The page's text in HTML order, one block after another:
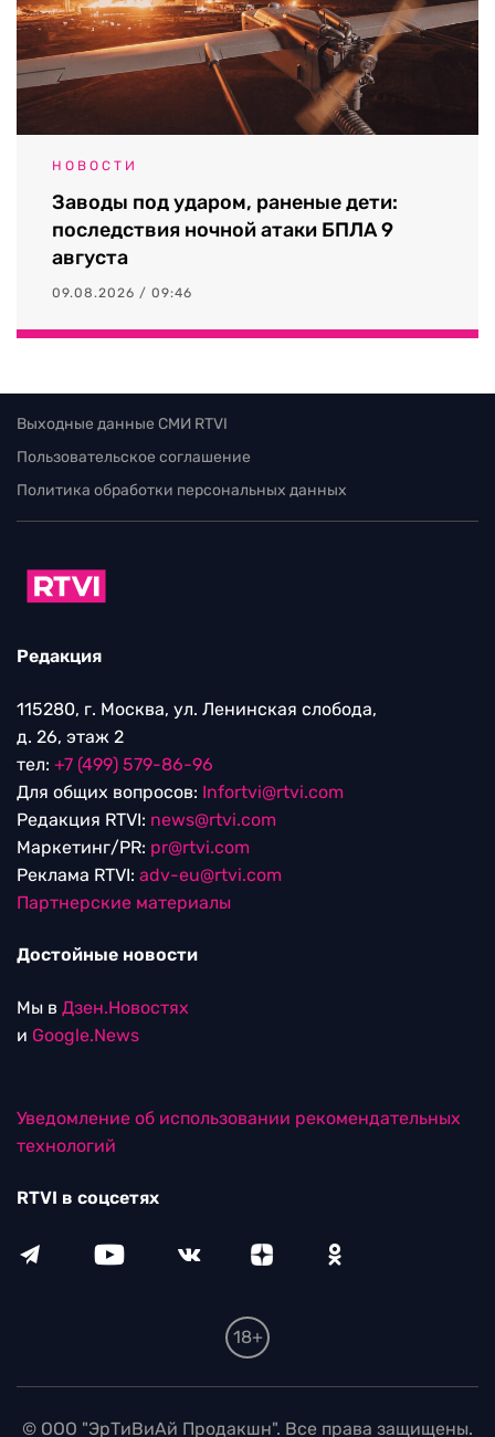
НОВОСТИ
Заводы под ударом, раненые дети:
последствия ночной атаки БПЛА 9
августа
09.08.2026 / 09:46
Выходные данные СМИ RTVI
Пользовательское соглашение
Политика обработки персональных данных
Редакция
115280, г. Москва, ул. Ленинская слобода,
д. 26, этаж 2
тел: +7 (499) 579-86-96
Для общих вопросов: Infortvi@rtvi.com
Редакция RTVI: news@rtvi.com
Маркетинг/PR: pr@rtvi.com
Реклама RTVI: adv-eu@rtvi.com
Партнерские материалы
Достойные новости
Мы в Дзен.Новостях
и Google.News
Уведомление об использовании рекомендательных
технологий
RTVI в соцсетях
18+
© ООО "ЭрТиВиАй Продакшн". Все права защищены.